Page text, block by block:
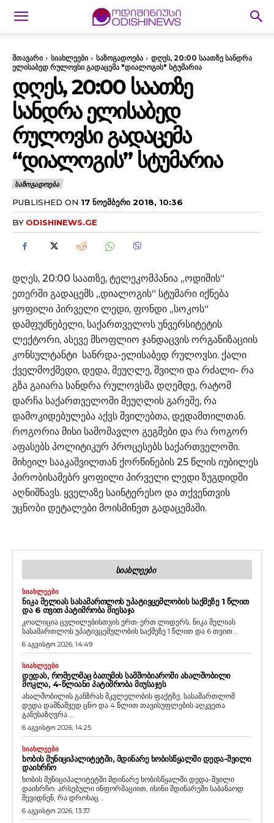
მთავარი სიახლეები საზოგადოება
დღეს, 20:00 საათზე სანდრა
ელისაბედ რულოვსი გადაცემა "დიალოგის" სტუმარია
ᲓᲦᲔᲡ, 20:00 ᲡᲐᲐᲗᲖᲔ
ᲡᲐᲜᲓᲠᲐ ᲔᲚᲘᲡᲐᲑᲔᲓ
ᲠᲣᲚᲝᲕᲡᲘ ᲒᲐᲓᲐᲪᲔᲛᲐ
“ᲓᲘᲐᲚᲝᲒᲘᲡ” ᲡᲢᲣᲛᲐᲠᲘᲐ
ᲡᲐᲖᲝᲒᲐᲓᲝᲔᲑᲐ
PUBLISHED ON 17 ᲜᲝᲔᲛᲑᲔᲠᲘ 2018, 10:36
BY ODISHINEWS.GE
დღეს, 20:00 საათზე, ტელეკომპანია „ოდიშის“
ეთერში გადაცემს „დიალოგის“ სტუმარი იქნება
ყოფილი პირველი ლედი, ფონდი „სოკოს“
დამფუძნებელი, საქართველოს უნვერსიტეტის
ლექტორი, ასევე მსოფლიო ჯანდაცვის ორგანიზაციის
კონსულტანტი სანრდა-ელისაბედ რულოვსი. ქალი
ქველმოქმედი, დედა, მეუღლე, შვილი და რძალი- რა
გზა გაიარა სანდრა რულოვსმა დღემდე, რატომ
დარჩა საქართველოში მეუღლის გარეშე, რა
დამოკიდებულება აქვს შვილებთა, დედამთილთან.
როგორია მისი სამომავლო გეგმები და რა როგორ
აფასებს პოლიტიკურ პროცესებს საქართველოში.
მიხეილ სააკაშვილთან ქორწინების 25 წლის იუბილეს
პირობისამებრ ყოფილი პირველი ლედი ზუგდიდში
აღნიშნავს. ყველაზე საინტერესო და თქვენთვის
უცნობი დეტალები მოისმინეთ გადაცემაში.
ᲡᲘᲐᲮᲚᲔᲔᲑᲘ
ᲡᲘᲐᲮᲚᲔᲔᲑᲘ
ᲜᲘᲙᲐ ᲛᲔᲚᲘᲐᲡ ᲡᲐᲡᲐᲛᲐᲠᲗᲚᲝᲡ ᲣᲞᲐᲢᲘᲕᲪᲔᲛᲚᲝᲑᲘᲡ ᲡᲐᲥᲛᲔᲖᲔ 1 ᲬᲚᲘᲗ
ᲓᲐ 6 ᲗᲕᲘᲗ ᲞᲐᲢᲘᲛᲠᲝᲑᲐ ᲛᲘᲔᲡᲐᲯᲐ
კოალიცია ცვლილებისთვის ერთ-ერთ ლიდერს, ნიკა მელიას
სასამართლოს უპატივცემულობის საქმეზე 1 წლით და 6 თვით...
6 აგვისტო 2026, 14:49
ᲡᲘᲐᲮᲚᲔᲔᲑᲘ
ᲓᲔᲓᲐᲡ, ᲠᲝᲛᲔᲚᲛᲐᲪ ᲑᲐᲗᲣᲛᲘᲡ ᲡᲐᲛᲨᲝᲑᲘᲐᲠᲝᲨᲘ ᲐᲮᲐᲚᲨᲝᲑᲘᲚᲘ
ᲛᲝᲙᲚᲐ, 4-ᲬᲚᲘᲐᲜᲘ ᲞᲐᲢᲘᲛᲠᲝᲑᲐ ᲛᲘᲣᲡᲐᲯᲔᲡ
ახალშობილის განზრახ მკვლელობის ფაქტზე, სასამართლომ
დედა დამნაშვედ ცნო და 4 წლით თავისუფლების აღკვეთა
განუსაზღვრა....
6 აგვისტო 2026, 14:25
ᲡᲘᲐᲮᲚᲔᲔᲑᲘ
ᲮᲝᲑᲘᲡ ᲛᲣᲜᲘᲪᲘᲞᲐᲚᲘᲢᲔᲢᲨᲘ, ᲛᲓᲘᲜᲐᲠᲔ ᲮᲝᲑᲘᲡᲬᲧᲐᲚᲨᲘ ᲓᲔᲓᲐ-ᲨᲕᲘᲚᲘ
ᲓᲐᲘᲮᲠᲩᲝ
ხობის მუნიციპალიტეტში მდინარე ხობისწყალში დედა-შვილი
დაიხრჩო. არსებული ინფორმაციით, ისინი მდინარეში საბანაოდ
შევიდნენ, რა დროსაც...
6 აგვისტო 2026, 13:37